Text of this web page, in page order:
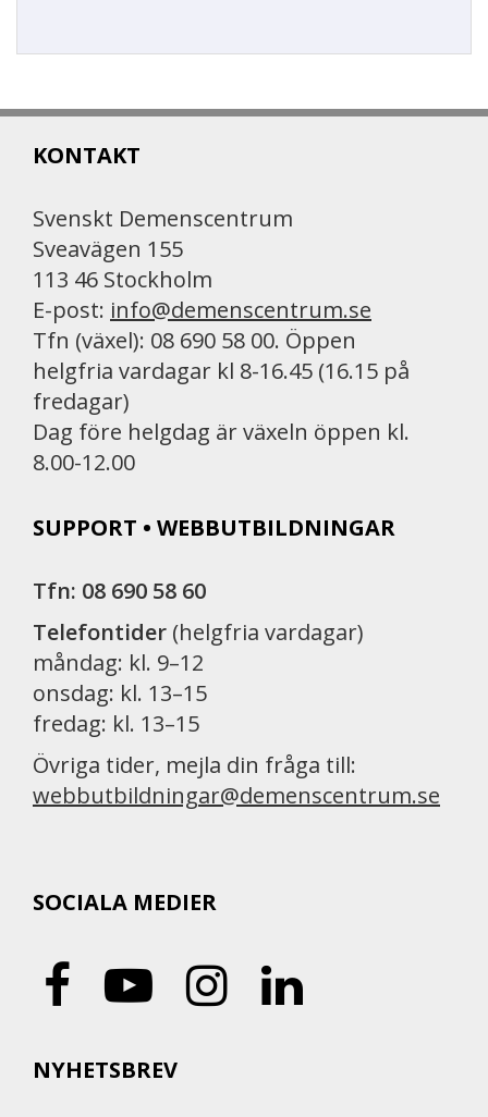
KONTAKT
Svenskt Demenscentrum
Sveavägen 155
113 46 Stockholm
E-post: info@demenscentrum.se
Tfn (växel): 08 690 58 00. Öppen
helgfria vardagar kl 8-16.45 (16.15 på
fredagar)
Dag före helgdag är växeln öppen kl.
8.00-12.00
SUPPORT • WEBBUTBILDNINGAR
Tfn: 08 690 58 60
Telefontider (helgfria vardagar)
måndag: kl. 9–12
onsdag: kl. 13–15
fredag: kl. 13–15
Övriga tider, mejla din fråga till:
webbutbildningar@demenscentrum.se
SOCIALA MEDIER
NYHETSBREV